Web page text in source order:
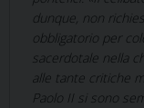
dunque, non
obbligatorio per
sacerdotale nella
alle tante critiche
Paolo II si sono